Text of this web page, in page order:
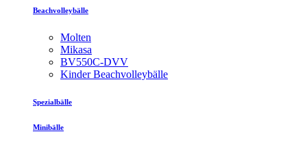
Beachvolleybälle
Molten
Mikasa
BV550C-DVV
Kinder Beachvolleybälle
Spezialbälle
Minibälle